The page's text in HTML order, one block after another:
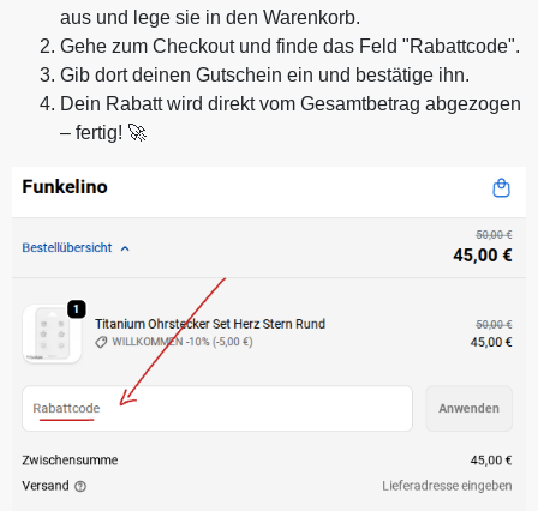
aus und lege sie in den Warenkorb.
Gehe zum Checkout und finde das Feld "Rabattcode".
Gib dort deinen Gutschein ein und bestätige ihn.
Dein Rabatt wird direkt vom Gesamtbetrag abgezogen
– fertig! 🚀